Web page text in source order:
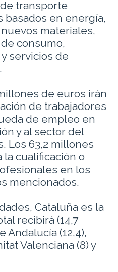
transporte
basados en energía,
materiales,
consumo,
servicios de
de euros irán
de trabajadores
de empleo en
y al sector del
Los 63,2 millones
cualificación o
en los
mencionados.
Cataluña es la
recibirá (14,7
Andalucía (12,4),
Valenciana (8) y